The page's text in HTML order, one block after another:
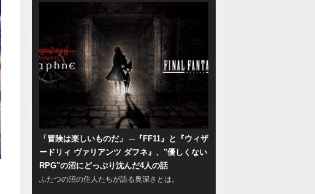
「冒険は楽しいものだ」 ─『FF11』と『ウィザ
ードリィ ヴァリアンツ ダフネ』、"優しくない
RPG"の沼にどっぷり沈んだ4人の話
ふたつの沼の住人たちが語る奥深さとは。